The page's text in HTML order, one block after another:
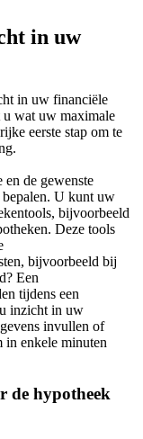
in uw
in uw financiële
u wat uw maximale
eerste stap om te
de gewenste
U kunt uw
bijvoorbeeld
Deze tools
bijvoorbeeld bij
Een
tijdens een
inzicht in uw
invullen of
in enkele minuten
de hypotheek